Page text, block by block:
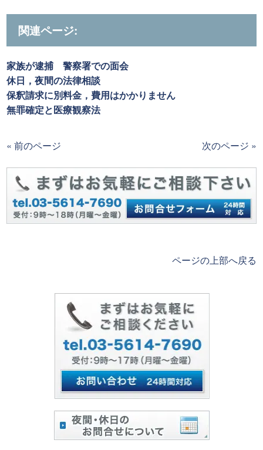
関連ページ:
家族が逮捕 警察署での面会
休日，夜間の法律相談
保釈請求に別料金，費用はかかりません
無罪確定と医療観察法
« 前のページ 次のページ »
ページの上部へ戻る